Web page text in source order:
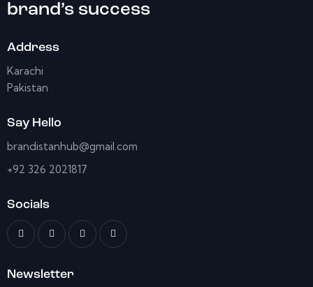
brand’s success
Address
Karachi
Pakistan
Say Hello
brandistanhub@gmail.com
+92 326 2021817
Socials
Newsletter